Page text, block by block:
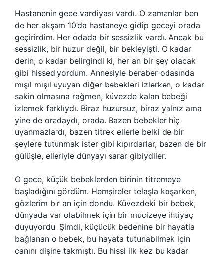
Hastanenin gece vardiyası vardı. O zamanlar ben
de her akşam 10’da hastaneye gidip geceyi orada
geçirirdim. Her odada bir sessizlik vardı. Ancak bu
sessizlik, bir huzur değil, bir bekleyişti. O kadar
derin, o kadar belirgindi ki, her an bir şey olacak
gibi hissediyordum. Annesiyle beraber odasında
mışıl mışıl uyuyan diğer bebekleri izlerken, o kadar
sakin olmasına rağmen, küvezde kalan bebeği
izlemek farklıydı. Biraz huzursuz, biraz yalnız ama
yine de oradaydı, orada. Bazen bebekler hiç
uyanmazlardı, bazen titrek ellerle belki de bir
şeylere tutunmak ister gibi kıpırdarlar, bazen de bir
gülüşle, elleriyle dünyayı sarar gibiydiler.
O gece, küçük bebeklerden birinin titremeye
başladığını gördüm. Hemşireler telaşla koşarken,
gözlerim bir an için dondu. Küvezdeki bir bebek,
dünyada var olabilmek için bir mucizeye ihtiyaç
duyuyordu. Şimdi, küçücük bedenine bir hayatla
bağlanan o bebek, bu hayata tutunabilmek için
canını dişine takmıştı. Bu hissi ilk kez bu kadar